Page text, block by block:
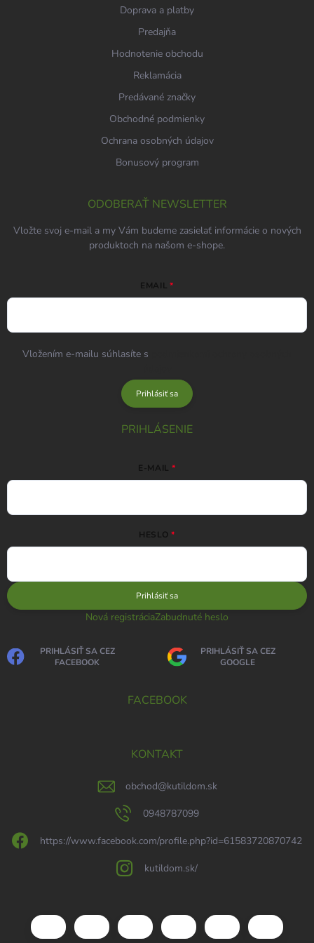
Doprava a platby
Predajňa
Hodnotenie obchodu
Reklamácia
Predávané značky
Obchodné podmienky
Ochrana osobných údajov
Bonusový program
ODOBERAŤ NEWSLETTER
Vložte svoj e-mail a my Vám budeme zasielať informácie o nových
produktoch na našom e-shope.
EMAIL
Vložením e-mailu súhlasíte s
Prihlásiť sa
PRIHLÁSENIE
E-MAIL
HESLO
Prihlásiť sa
Nová registráciaZabudnuté heslo
PRIHLÁSIŤ SA CEZ
FACEBOOK
PRIHLÁSIŤ SA CEZ
GOOGLE
FACEBOOK
KONTAKT
obchod@kutildom.sk
0948787099
https://www.facebook.com/profile.php?id=61583720870742
kutildom.sk/